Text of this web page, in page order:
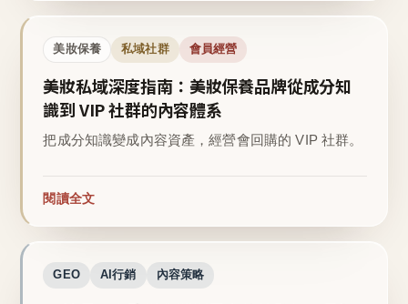
美妝保養 私域社群 會員經營
美妝私域深度指南：美妝保養品牌從成分知
識到 VIP 社群的內容體系
把成分知識變成內容資產，經營會回購的 VIP 社群。
閱讀全文
GEO AI行銷 內容策略